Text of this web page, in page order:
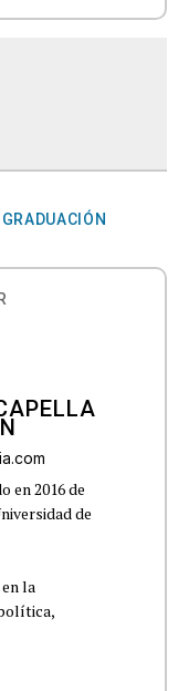
GRADUACIÓN
en 2016 de
de
la